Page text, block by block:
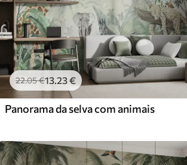
22.05€13 .23€
Panorama da selva com animais